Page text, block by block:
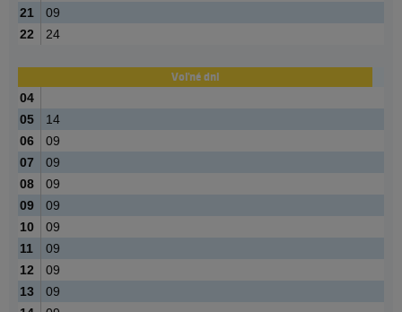
21
09
22
24
Voľné dni
04
05
14
06
09
07
09
08
09
09
09
10
09
11
09
12
09
13
09